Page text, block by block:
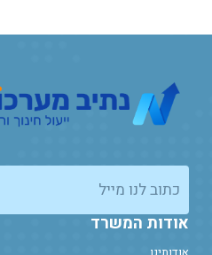
כתוב לנו מייל
אודות המשרד